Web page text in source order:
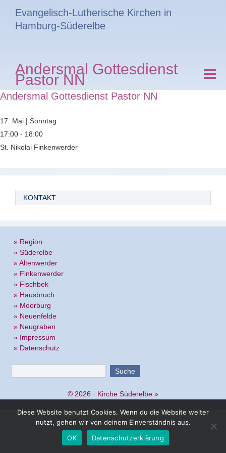
Evangelisch-Lutherische Kirchen in
Hamburg-Süderelbe
Andersmal Gottesdienst
Pastor NN
Andersmal Gottesdienst Pastor NN
17. Mai | Sonntag
17:00 - 18:00
St. Nikolai Finkenwerder
KONTAKT
» Region
» Süderelbe
» Altenwerder
» Finkenwerder
» Fischbek
» Hausbruch
» Moorburg
» Neuenfelde
» Neugraben
» Impressum
» Datenschutz
© 2026 · Kirche Süderelbe »
Diese Website benutzt Cookies. Wenn du die Website weiter
nutzt, gehen wir von deinem Einverständnis aus.
OK
Datenschutzerklärung